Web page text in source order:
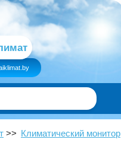
Климатический монитор